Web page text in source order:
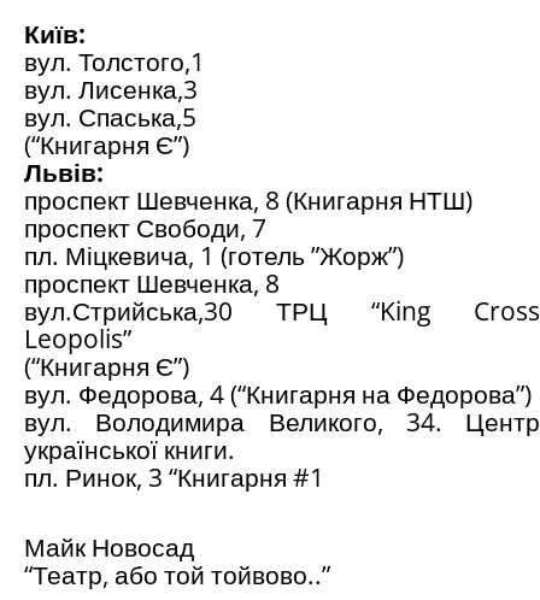
Київ:
вул. Толстого,1
вул. Лисенка,3
вул. Спаська,5
(“Книгарня Є”)
Львів:
проспект Шевченка, 8 (Книгарня НТШ)
проспект Свободи, 7
пл. Міцкевича, 1 (готель ”Жорж”)
проспект Шевченка, 8
вул.Стрийська,30 ТРЦ “King Cross
Leopolis”
(“Книгарня Є”)
вул. Федорова, 4 (“Книгарня на Федорова”)
вул. Володимира Великого, 34. Центр
української книги.
пл. Ринок, 3 “Книгарня #1
Майк Новосад
“Театр, або той тойвово..”